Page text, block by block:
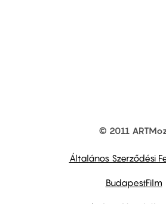
© 2011
Általános Szerződési
BudapestFilm